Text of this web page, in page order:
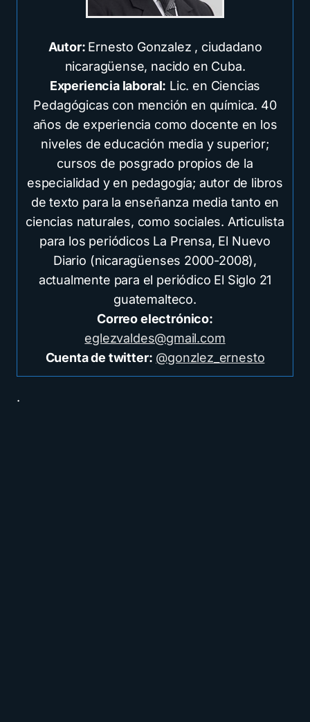
Autor: Ernesto Gonzalez , ciudadano
nicaragüense, nacido en Cuba.
Experiencia laboral: Lic. en Ciencias
Pedagógicas con mención en química. 40
años de experiencia como docente en los
niveles de educación media y superior;
cursos de posgrado propios de la
especialidad y en pedagogía; autor de libros
de texto para la enseñanza media tanto en
ciencias naturales, como sociales. Articulista
para los periódicos La Prensa, El Nuevo
Diario (nicaragüenses 2000-2008),
actualmente para el periódico El Siglo 21
guatemalteco.
Correo electrónico:
eglezvaldes@gmail.com
Cuenta de twitter: @gonzlez_ernesto
.